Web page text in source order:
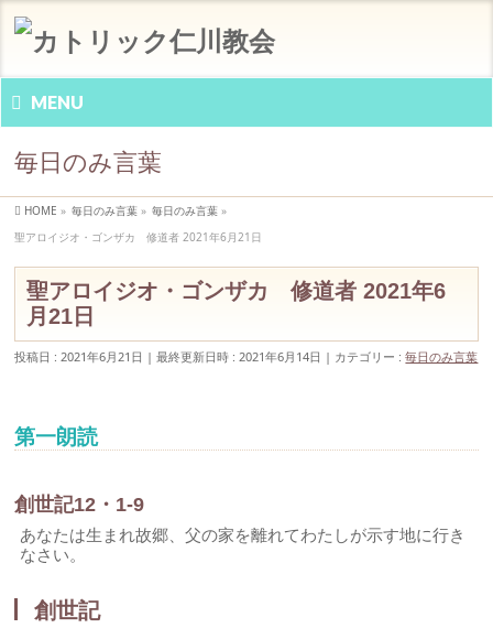
MENU
毎日のみ言葉
HOME » 毎日のみ言葉 » 毎日のみ言葉 »
聖アロイジオ・ゴンザカ 修道者 2021年6月21日
聖アロイジオ・ゴンザカ 修道者 2021年6
月21日
投稿日 : 2021年6月21日 最終更新日時 : 2021年6月14日 カテゴリー :毎日のみ言葉
第一朗読
創世記12・1-9
あなたは生まれ故郷、父の家を離れてわたしが示す地に行き
なさい。
創世記